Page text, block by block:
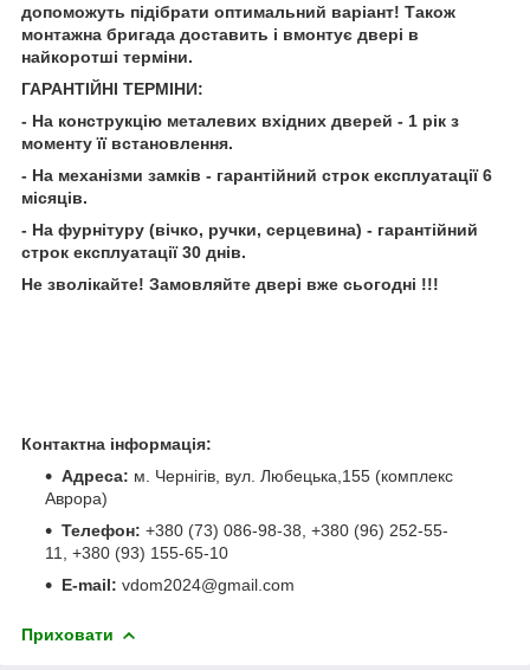
допоможуть підібрати оптимальний варіант! Також
монтажна бригада доставить і вмонтує двері в
найкоротші терміни.
ГАРАНТІЙНІ ТЕРМІНИ:
- На конструкцію металевих вхідних дверей - 1 рік з
моменту її встановлення.
- На механізми замків - гарантійний строк експлуатації 6
місяців.
- На фурнітуру (вічко, ручки, серцевина) - гарантійний
строк експлуатації 30 днів.
Не зволікайте! Замовляйте двері вже сьогодні !!!
Контактна інформація:
Адреса: м. Чернігів, вул. Любецька,155 (комплекс
Аврора)
Телефон: +380 (73) 086-98-38, +380 (96) 252-55-
11, +380 (93) 155-65-10
E-mail: vdom2024@gmail.com
Приховати